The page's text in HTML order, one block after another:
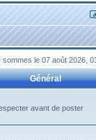
sommes le 07 août 2026,
Général
avant de poster